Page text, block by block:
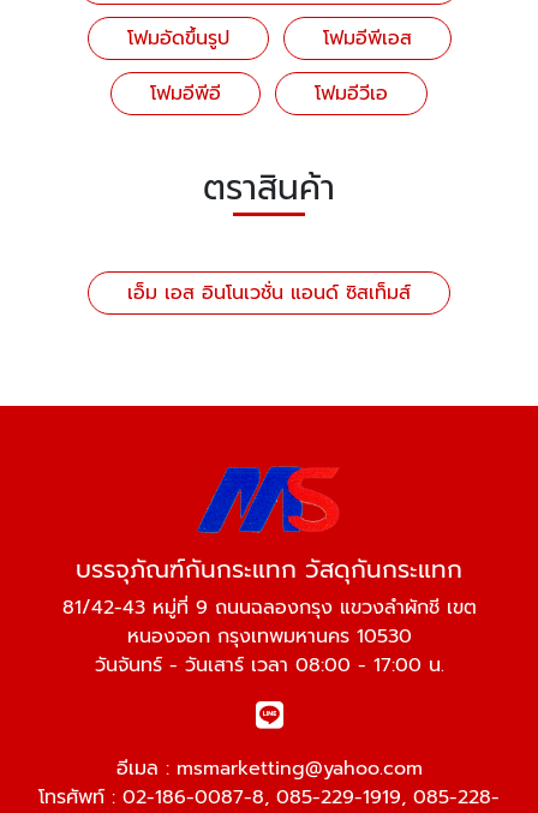
โฟมอัดขึ้นรูป
โฟมอีพีเอส
โฟมอีพีอี
โฟมอีวีเอ
ตราสินค้า
เอ็ม เอส อินโนเวชั่น แอนด์ ซิสเท็มส์
บรรจุภัณฑ์กันกระแทก วัสดุกันกระแทก
81/42-43 หมู่ที่ 9 ถนนฉลองกรุง แขวงลำผักชี เขต
หนองจอก กรุงเทพมหานคร 10530
วันจันทร์ - วันเสาร์ เวลา 08:00 - 17:00 น.
อีเมล : msmarketting@yahoo.com
โทรศัพท์ : 02-186-0087-8, 085-229-1919, 085-228-